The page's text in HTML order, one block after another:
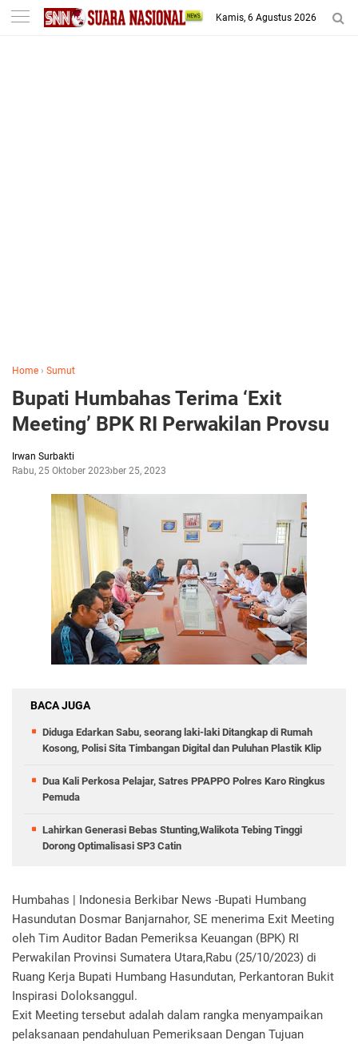
-->
Kamis, 6 Agustus 2026
Home › Sumut
Bupati Humbahas Terima ‘Exit
Meeting’ BPK RI Perwakilan Provsu
Irwan Surbakti
Rabu, 25 Oktober 2023Oktober 25, 2023
BACA JUGA
Diduga Edarkan Sabu, seorang laki-laki Ditangkap di Rumah
Kosong, Polisi Sita Timbangan Digital dan Puluhan Plastik Klip
Dua Kali Perkosa Pelajar, Satres PPAPPO Polres Karo Ringkus
Pemuda
Lahirkan Generasi Bebas Stunting,Walikota Tebing Tinggi
Dorong Optimalisasi SP3 Catin
Humbahas | Indonesia Berkibar News -Bupati Humbang
Hasundutan Dosmar Banjarnahor, SE menerima Exit Meeting
oleh Tim Auditor Badan Pemeriksa Keuangan (BPK) RI
Perwakilan Provinsi Sumatera Utara,Rabu (25/10/2023) di
Ruang Kerja Bupati Humbang Hasundutan, Perkantoran Bukit
Inspirasi Doloksanggul.
Exit Meeting tersebut adalah dalam rangka menyampaikan
pelaksanaan pendahuluan Pemeriksaan Dengan Tujuan